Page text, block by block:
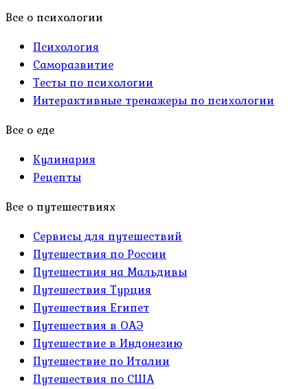
Все о психологии
Психология
Саморазвитие
Тесты по психологии
Интерактивные тренажеры по психологии
Все о еде
Кулинария
Рецепты
Все о путешествиях
Сервисы для путешествий
Путешествия по России
Путешествия на Мальдивы
Путешествия Турция
Путешествия Египет
Путешествия в ОАЭ
Путешествие в Индонезию
Путешествие по Италии
Путешествия по США